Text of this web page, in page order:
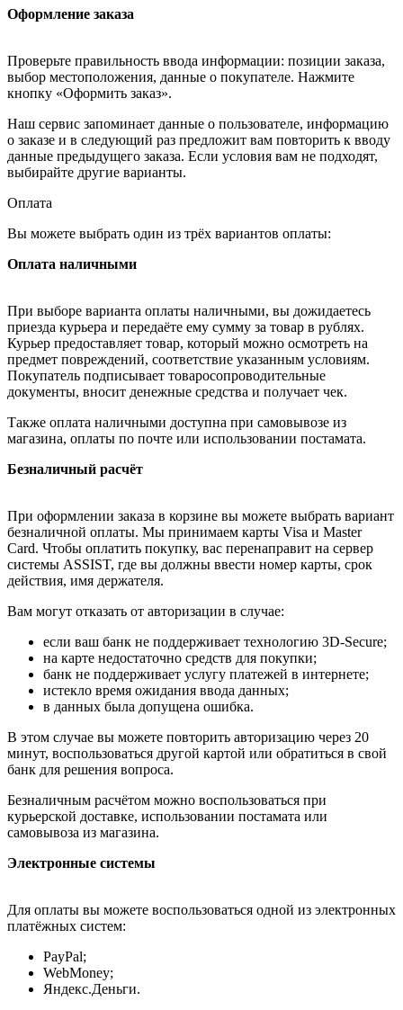
Оформление заказа
Проверьте правильность ввода информации: позиции заказа,
выбор местоположения, данные о покупателе. Нажмите
кнопку «Оформить заказ».
Наш сервис запоминает данные о пользователе, информацию
о заказе и в следующий раз предложит вам повторить к вводу
данные предыдущего заказа. Если условия вам не подходят,
выбирайте другие варианты.
Оплата
Вы можете выбрать один из трёх вариантов оплаты:
Оплата наличными
При выборе варианта оплаты наличными, вы дожидаетесь
приезда курьера и передаёте ему сумму за товар в рублях.
Курьер предоставляет товар, который можно осмотреть на
предмет повреждений, соответствие указанным условиям.
Покупатель подписывает товаросопроводительные
документы, вносит денежные средства и получает чек.
Также оплата наличными доступна при самовывозе из
магазина, оплаты по почте или использовании постамата.
Безналичный расчёт
При оформлении заказа в корзине вы можете выбрать вариант
безналичной оплаты. Мы принимаем карты Visa и Master
Card. Чтобы оплатить покупку, вас перенаправит на сервер
системы ASSIST, где вы должны ввести номер карты, срок
действия, имя держателя.
Вам могут отказать от авторизации в случае:
если ваш банк не поддерживает технологию 3D-Secure;
на карте недостаточно средств для покупки;
банк не поддерживает услугу платежей в интернете;
истекло время ожидания ввода данных;
в данных была допущена ошибка.
В этом случае вы можете повторить авторизацию через 20
минут, воспользоваться другой картой или обратиться в свой
банк для решения вопроса.
Безналичным расчётом можно воспользоваться при
курьерской доставке, использовании постамата или
самовывоза из магазина.
Электронные системы
Для оплаты вы можете воспользоваться одной из электронных
платёжных систем:
PayPal;
WebMoney;
Яндекс.Деньги.